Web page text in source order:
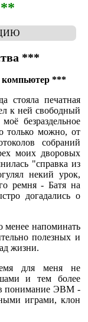
***
***
стояла печатная
к ней свободный
безраздельное
только можно, от
собраний
моих дворовых
"справка из
некий урок,
ремня - Батя на
догадались о
менее напоминать
полезных и
жизни.
для меня не
и тем более
в понимание ЭВМ -
играми, клон